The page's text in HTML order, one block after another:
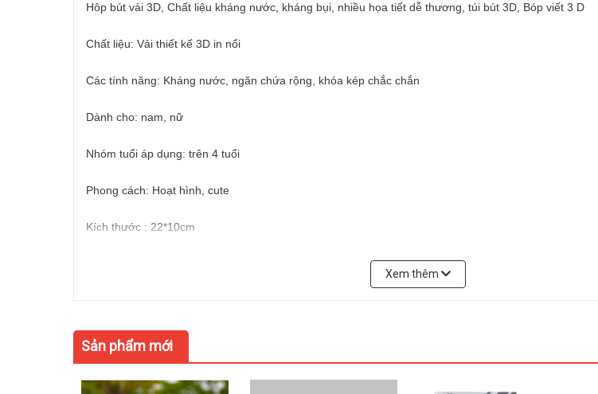
Hôp bút vải 3D, Chất liệu kháng nước, kháng bụi, nhiều họa tiết dễ thương, túi bút 3D, Bóp viết 3 D
Chất liệu: Vải thiết kế 3D in nổi
Các tính năng: Kháng nước, ngăn chứa rộng, khóa kép chắc chắn
Dành cho: nam, nữ
Nhóm tuổi áp dụng: trên 4 tuổi
Phong cách: Hoạt hình, cute
Kích thước : 22*10cm
Xem thêm
Sản phẩm mới